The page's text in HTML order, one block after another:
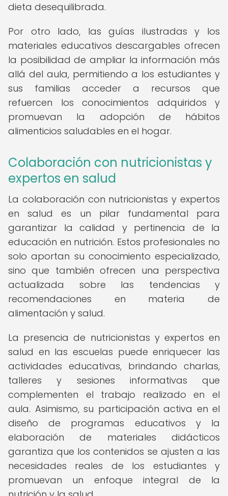
dieta desequilibrada.
Por otro lado, las guías ilustradas y los
materiales educativos descargables ofrecen
la posibilidad de ampliar la información más
allá del aula, permitiendo a los estudiantes y
sus familias acceder a recursos que
refuercen los conocimientos adquiridos y
promuevan la adopción de hábitos
alimenticios saludables en el hogar.
Colaboración con nutricionistas y
expertos en salud
La colaboración con nutricionistas y expertos
en salud es un pilar fundamental para
garantizar la calidad y pertinencia de la
educación en nutrición. Estos profesionales no
solo aportan su conocimiento especializado,
sino que también ofrecen una perspectiva
actualizada sobre las tendencias y
recomendaciones en materia de
alimentación y salud.
La presencia de nutricionistas y expertos en
salud en las escuelas puede enriquecer las
actividades educativas, brindando charlas,
talleres y sesiones informativas que
complementen el trabajo realizado en el
aula. Asimismo, su participación activa en el
diseño de programas educativos y la
elaboración de materiales didácticos
garantiza que los contenidos se ajusten a las
necesidades reales de los estudiantes y
promuevan un enfoque integral de la